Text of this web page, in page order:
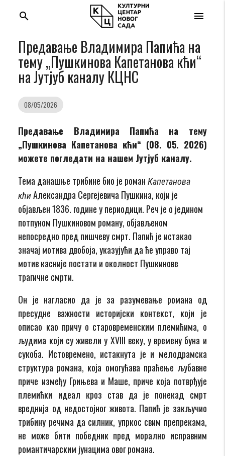
menu
search
Предавање Владимира Папића на
тему „Пушкинова Капетанова кћи“
на Јутјуб каналу КЦНС
08/05/2026
Предавање Владимира Папића на тему
„Пушкинова Капетанова кћи“ (08. 05. 2026)
можете погледати на нашем Јутјуб каналу.
Тема данашње трибине био је романКапетанова
кћиАлександра Сергејевича Пушкина, који је
објављен 1836. године у периодици. Реч је о једином
потпуном Пушкиновом роману, објављеном
непосредно пред пишчеву смрт. Папић је истакао
значај мотива двобоја, указујући да ће управо тај
мотив касније постати и околност Пушкинове
трагичне смрти.
Он је нагласио да је за разумевање романа од
пресудне важности историјски контекст, који је
описао као причу о старовременским племићима, о
људима који су живели у XVIII веку, у времену буна и
сукоба. Истовремено, истакнута је и мелодрамска
структура романа, која омогућава праћење љубавне
приче између Грињева и Маше, приче која потврђује
племићки идеал кроз став да је понекад смрт
вреднија од недостојног живота. Папић је закључио
трибину речима да силник, упркос свим препрекама,
не може бити победник пред морално исправним
романтичарским јунацима овог романа.